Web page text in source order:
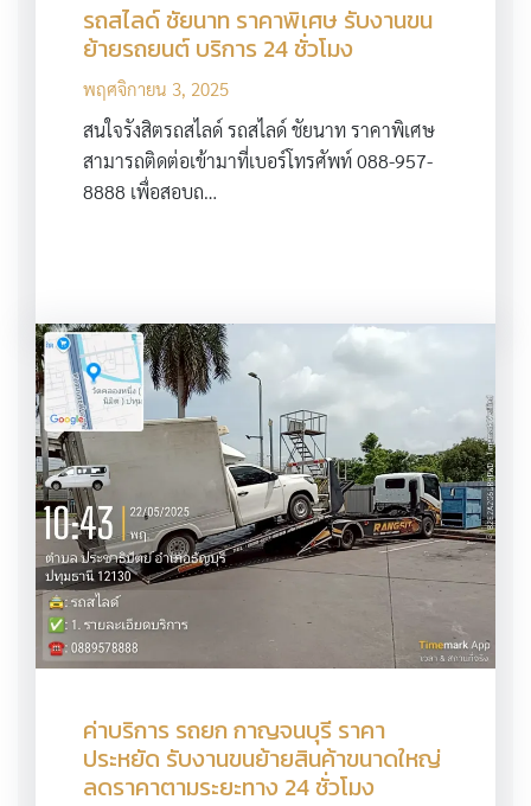
รถสไลด์ ชัยนาท ราคาพิเศษ รับงานขน
ย้ายรถยนต์ บริการ 24 ชั่วโมง
พฤศจิกายน 3, 2025
สนใจรังสิตรถสไลด์ รถสไลด์ ชัยนาท ราคาพิเศษ
สามารถติดต่อเข้ามาที่เบอร์โทรศัพท์ 088-957-
8888 เพื่อสอบถ…
ค่าบริการ รถยก กาญจนบุรี ราคา
ประหยัด รับงานขนย้ายสินค้าขนาดใหญ่
ลดราคาตามระยะทาง 24 ชั่วโมง